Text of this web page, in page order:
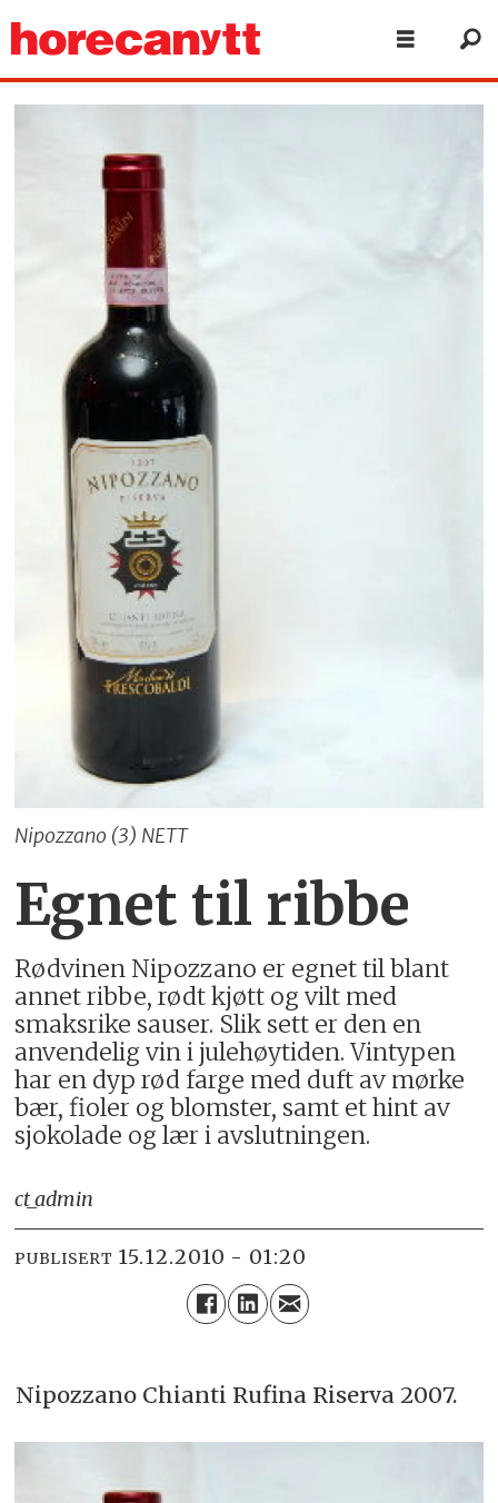
Nipozzano (3) NETT
Egnet til ribbe
Rødvinen Nipozzano er egnet til blant
annet ribbe, rødt kjøtt og vilt med
smaksrike sauser. Slik sett er den en
anvendelig vin i julehøytiden. Vintypen
har en dyp rød farge med duft av mørke
bær, fioler og blomster, samt et hint av
sjokolade og lær i avslutningen.
ct_admin
PUBLISERT 15.12.2010 - 01:20
Nipozzano Chianti Rufina Riserva 2007.